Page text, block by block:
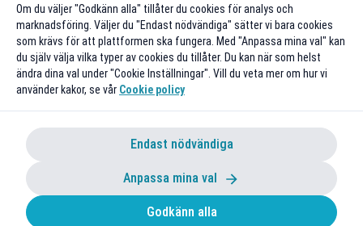
Om du väljer "Godkänn alla" tillåter du cookies för analys och
marknadsföring. Väljer du "Endast nödvändiga" sätter vi bara cookies
som krävs för att plattformen ska fungera. Med "Anpassa mina val" kan
du själv välja vilka typer av cookies du tillåter. Du kan när som helst
ändra dina val under "Cookie Inställningar". Vill du veta mer om hur vi
använder kakor, se vår Cookie policy
Endast nödvändiga
Anpassa mina val
Godkänn alla